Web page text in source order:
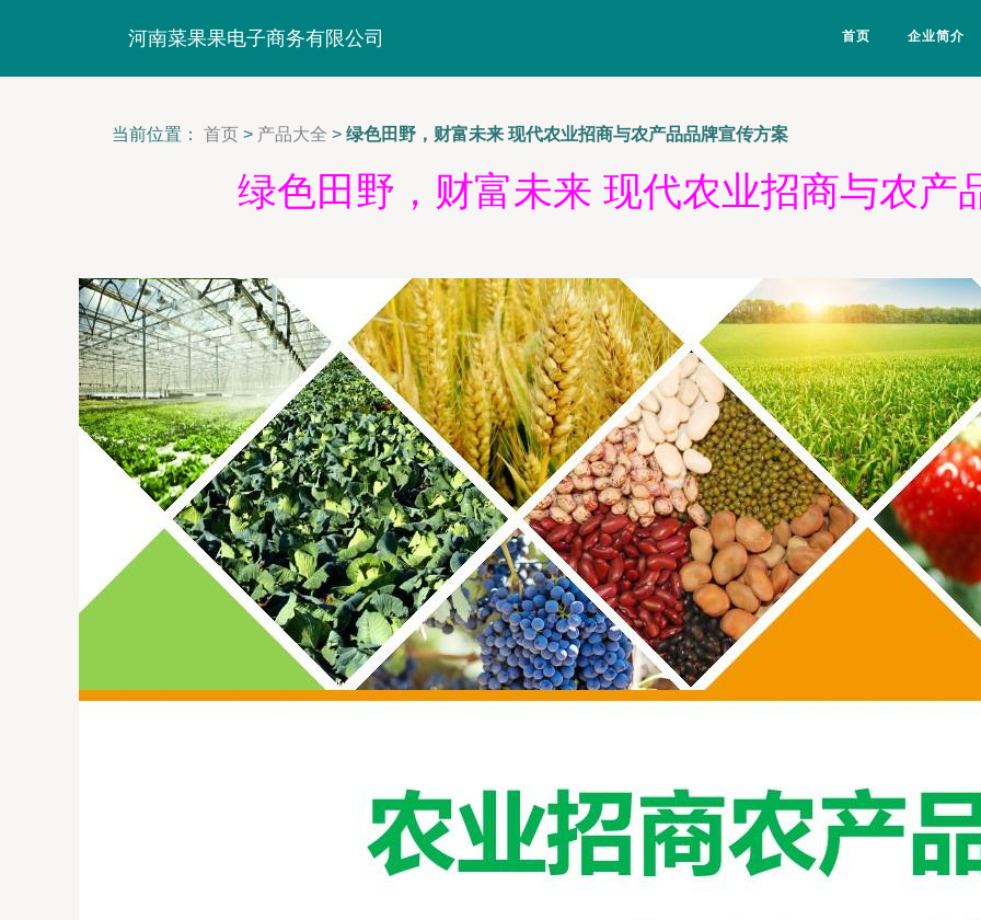
河南菜果果电子商务有限公司 首页 企业简介
当前位置： 首页 > 产品大全 > 绿色田野，财富未来 现代农业招商与农产品品牌宣传方案
绿色田野，财富未来 现代农业招商与农产